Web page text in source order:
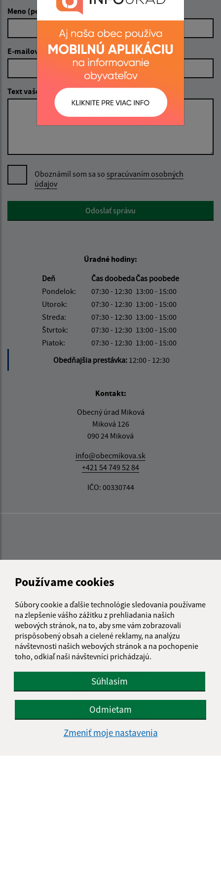
Používame cookies
Súbory cookie a ďalšie technológie sledovania používame
na zlepšenie vášho zážitku z prehliadania našich
webových stránok, na to, aby sme vám zobrazovali
prispôsobený obsah a cielené reklamy, na analýzu
návštevnosti našich webových stránok a na pochopenie
toho, odkiaľ naši návštevníci prichádzajú.
Súhlasím
Odmietam
Zmeniť moje nastavenia
Meno (povinné)
E-mailová adresa (povinné)
Text vašej správy (povinné)
Oboznámil som sa so spracúvaním osobných
údajov
Google reCaptcha ResponseOdoslať správu
Úradné hodiny:
Deň
Čas doobedaČas poobede
Pondelok:
07:30 - 12:30 13:00 - 15:00
Utorok:
07:30 - 12:30 13:00 - 15:00
Streda:
07:30 - 12:30 13:00 - 15:00
Štvrtok:
07:30 - 12:30 13:00 - 15:00
Piatok:
07:30 - 12:30 13:00 - 15:00
Obedňajšia prestávka: 12:00 - 12:30
Kontakt:
Obecný úrad Miková
Miková 126
090 24 Miková
info@obecmikova.sk
+421 54 749 52 84
IČO: 00330744
Informácie o stránke:
Vyhlásenie o prístupnosti
Autorské práva
Ochrana osobných údajov
Navigácia: